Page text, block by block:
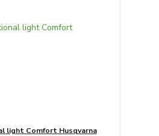
light Comfort Husqvarna